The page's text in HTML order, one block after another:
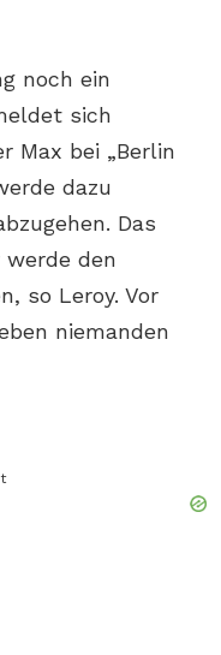
noch ein
sich
Max bei „Berlin
dazu
Das
den
so Leroy. Vor
niemanden